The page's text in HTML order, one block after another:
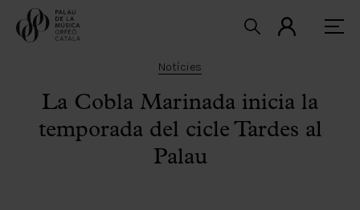
Notícies
La Cobla Marinada inicia la
temporada del cicle Tardes al
Palau